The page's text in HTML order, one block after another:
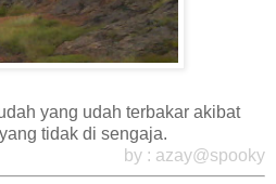
yang udah terbakar akibat
tidak di sengaja.
by : azay@spooky